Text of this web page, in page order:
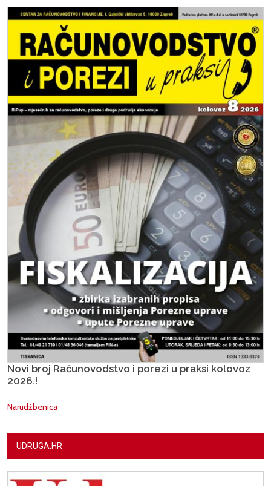
Novi broj Računovodstvo i porezi u praksi kolovoz
2026.!
Narudžbenica
UDRUGA.HR